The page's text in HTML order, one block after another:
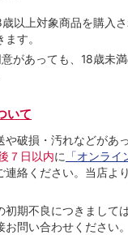
以上対象商品を購入
す。
があっても、18歳未
いて
や破損・汚れなどがあ
７日以内に 「オンラ
連絡ください。当店よ
初期不良につきまして
問い合わせください。